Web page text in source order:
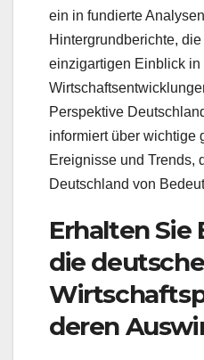
ein in fundierte
Hintergrundberichte,
einzigartigen Einblick
Perspektive
informiert über wichtige
Ereignisse und Trends,
Deutschland von
Erhalten Sie
die deutsche
deren